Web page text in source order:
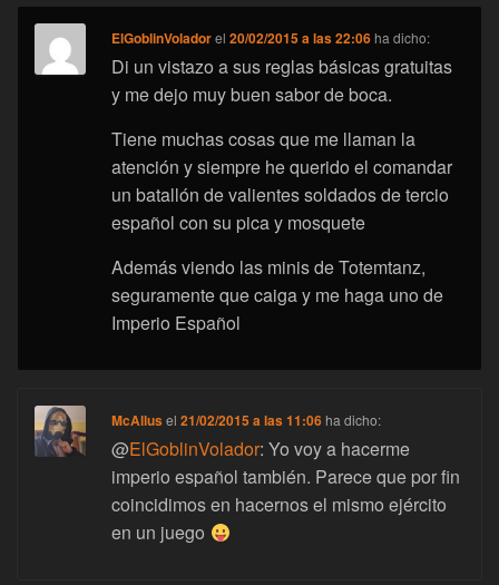
ElGoblinVoladorel20/02/2015 a las 22:06 ha dicho:
Di un vistazo a sus reglas básicas gratuitas
y me dejo muy buen sabor de boca.
Tiene muchas cosas que me llaman la
atención y siempre he querido el comandar
un batallón de valientes soldados de tercio
español con su pica y mosquete
Además viendo las minis de Totemtanz,
seguramente que caiga y me haga uno de
Imperio Español
McAllus el21/02/2015 a las 11:06 ha dicho:
@ElGoblinVolador: Yo voy a hacerme
imperio español también. Parece que por fin
coincidimos en hacernos el mismo ejército
en un juego